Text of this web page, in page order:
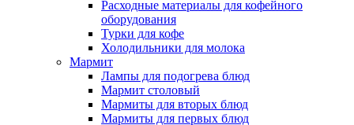
Расходные материалы для кофейного
оборудования
Турки для кофе
Холодильники для молока
Мармит
Лампы для подогрева блюд
Мармит столовый
Мармиты для вторых блюд
Мармиты для первых блюд